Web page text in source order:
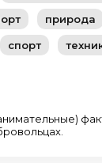
природа
спорт